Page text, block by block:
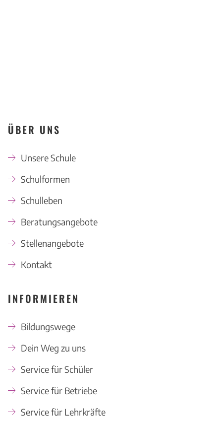
ÜBER UNS
Unsere Schule
Schulformen
Schulleben
Beratungsangebote
Stellenangebote
Kontakt
INFORMIEREN
Bildungswege
Dein Weg zu uns
Service für Schüler
Service für Betriebe
Service für Lehrkräfte